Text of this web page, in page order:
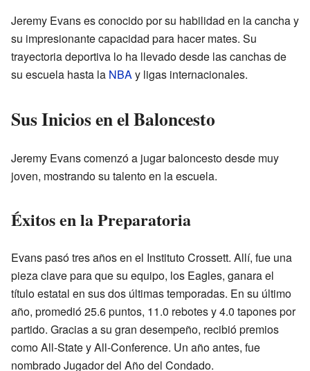
Jeremy Evans es conocido por su habilidad en la cancha y
su impresionante capacidad para hacer mates. Su
trayectoria deportiva lo ha llevado desde las canchas de
su escuela hasta la NBAy ligas internacionales.
Sus Inicios en el Baloncesto
Jeremy Evans comenzó a jugar baloncesto desde muy
joven, mostrando su talento en la escuela.
Éxitos en la Preparatoria
Evans pasó tres años en el Instituto Crossett. Allí, fue una
pieza clave para que su equipo, los Eagles, ganara el
título estatal en sus dos últimas temporadas. En su último
año, promedió 25.6 puntos, 11.0 rebotes y 4.0 tapones por
partido. Gracias a su gran desempeño, recibió premios
como All-State y All-Conference. Un año antes, fue
nombrado Jugador del Año del Condado.